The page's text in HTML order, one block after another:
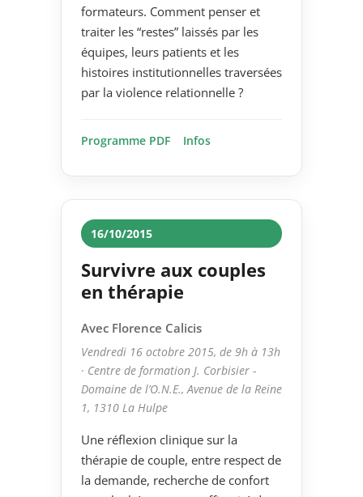
formateurs. Comment penser et
traiter les “restes” laissés par les
équipes, leurs patients et les
histoires institutionnelles traversées
par la violence relationnelle ?
Programme PDF Infos
16/10/2015
Survivre aux couples
en thérapie
Avec Florence Calicis
Vendredi 16 octobre 2015, de 9h à 13h
· Centre de formation J. Corbisier -
Domaine de l’O.N.E., Avenue de la Reine
1, 1310 La Hulpe
Une réflexion clinique sur la
thérapie de couple, entre respect de
la demande, recherche de confort